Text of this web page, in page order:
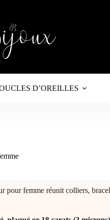
D’OREILLES
femme réunit colliers,